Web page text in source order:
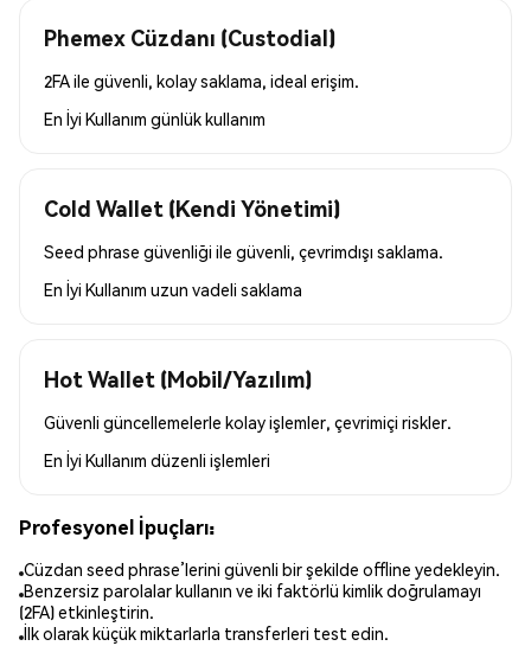
Phemex Cüzdanı (Custodial)
2FA ile güvenli, kolay saklama, ideal erişim.
En İyi Kullanım günlük kullanım
Cold Wallet (Kendi Yönetimi)
Seed phrase güvenliği ile güvenli, çevrimdışı saklama.
En İyi Kullanım uzun vadeli saklama
Hot Wallet (Mobil/Yazılım)
Güvenli güncellemelerle kolay işlemler, çevrimiçi riskler.
En İyi Kullanım düzenli işlemleri
Profesyonel İpuçları:
Cüzdan seed phrase’lerini güvenli bir şekilde offline yedekleyin.
Benzersiz parolalar kullanın ve iki faktörlü kimlik doğrulamayı
(2FA) etkinleştirin.
İlk olarak küçük miktarlarla transferleri test edin.